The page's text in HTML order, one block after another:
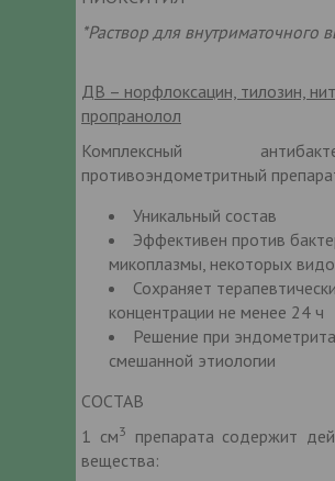
*Раствор для внутриматочного
ДВ – норфлоксацин, тилозин,
пропранолол
Комплексный
противоэндометритный
Уникальный состав
Эффективен против
микоплазмы, некоторых
Сохраняет
концентрации не менее 24 ч
Решение при
смешанной этиологии
СОСТАВ
1 см3
препарата содержит
вещества: